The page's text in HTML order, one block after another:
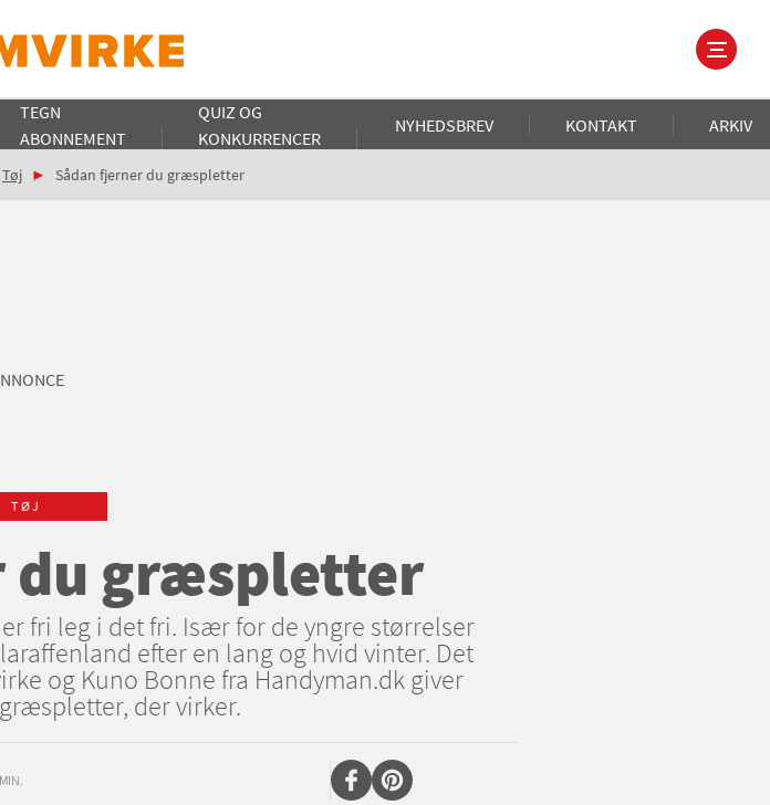
TEGN
ABONNEMENT
QUIZ OG
KONKURRENCER
NYHEDSBREV KONTAKT ARKIV
Tøj Sådan fjerner du græspletter
TØJ
du græspletter
fri leg i det fri. Især for de yngre størrelser
efter en lang og hvid vinter. Det
og Kuno Bonne fra Handyman.dk giver
der virker.
MIN.